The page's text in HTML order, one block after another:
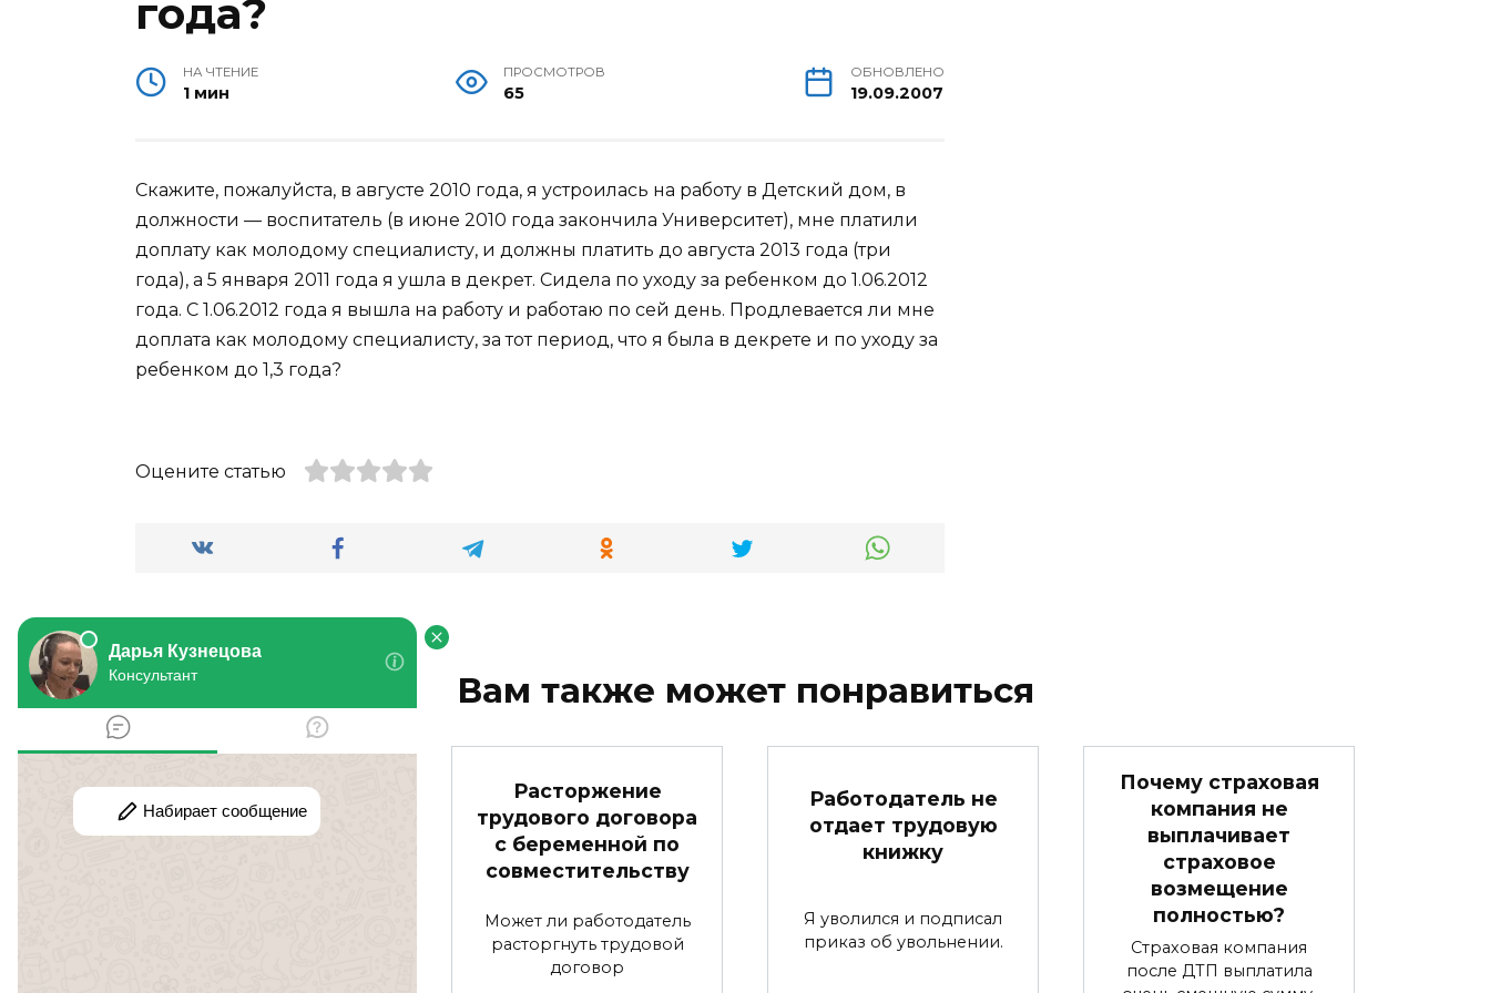
года?
НА ЧТЕНИЕ
1 мин
ПРОСМОТРОВ
65
ОБНОВЛЕНО
19.09.2007
Скажите, пожалуйста, в августе 2010 года, я устроилась на работу в Детский дом, в
должности — воспитатель (в июне 2010 года закончила Университет), мне платили
доплату как молодому специалисту, и должны платить до августа 2013 года (три
года), а 5 января 2011 года я ушла в декрет. Сидела по уходу за ребенком до 1.06.2012
года. С 1.06.2012 года я вышла на работу и работаю по сей день. Продлевается ли мне
доплата как молодому специалисту, за тот период, что я была в декрете и по уходу за
ребенком до 1,3 года?
Оцените статью
Вам также может понравиться
Что делать, если
соседи
Расторжение
трудового договора
с беременной по
совместительству
Может ли работодатель
расторгнуть трудовой
договор
Работодатель не
отдает трудовую
книжку
Я уволился и подписал
приказ об увольнении.
Почему страховая
компания не
выплачивает
страховое
возмещение
полностью?
Страховая компания
после ДТП выплатила